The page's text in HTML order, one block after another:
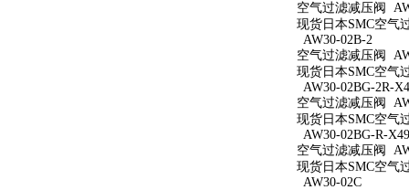
空气过滤减压阀
现货日本SMC空气
AW30-02B-2
空气过滤减压阀
现货日本SMC空气
AW30-02BG-2R-
空气过滤减压阀
现货日本SMC空气
AW30-02BG-R-
空气过滤减压阀
现货日本SMC空气
AW30-02C